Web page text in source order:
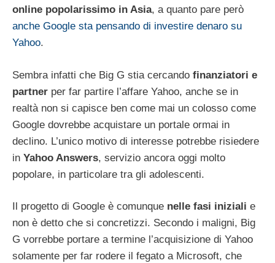
online popolarissimo in Asia, a quanto pare però
anche Google sta pensando di investire denaro su
Yahoo.
Sembra infatti che Big G stia cercando finanziatori e
partner per far partire l’affare Yahoo, anche se in
realtà non si capisce ben come mai un colosso come
Google dovrebbe acquistare un portale ormai in
declino. L’unico motivo di interesse potrebbe risiedere
in Yahoo Answers, servizio ancora oggi molto
popolare, in particolare tra gli adolescenti.
Il progetto di Google è comunque nelle fasi iniziali e
non è detto che si concretizzi. Secondo i maligni, Big
G vorrebbe portare a termine l’acquisizione di Yahoo
solamente per far rodere il fegato a Microsoft, che